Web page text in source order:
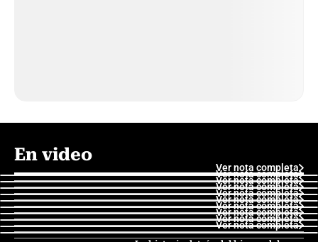
En video
Ver nota completa
Ver nota completa
Ver nota completa
Ver nota completa
Ver nota completa
Ver nota completa
Ver nota completa
Ver nota completa
Ver nota completa
Ver nota completa